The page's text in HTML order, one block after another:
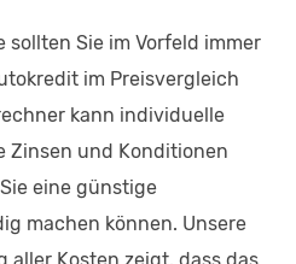
sollten Sie im Vorfeld immer
im Preisvergleich
kann individuelle
Zinsen und Konditionen
eine günstige
machen können. Unsere